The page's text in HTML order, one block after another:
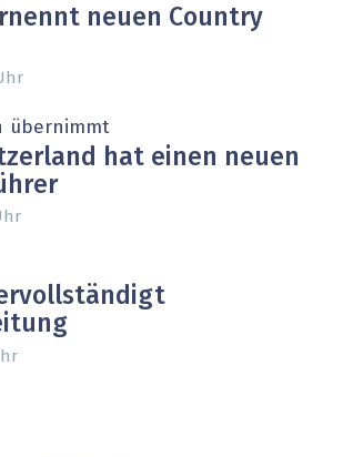
neuen Country
übernimmt
hat einen neuen